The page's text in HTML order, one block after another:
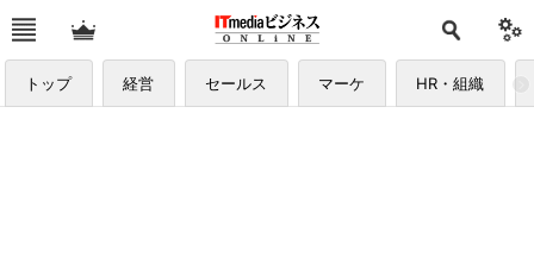
トップ 経営 セールス マーケ HR・組織